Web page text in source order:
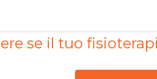
se il tuo